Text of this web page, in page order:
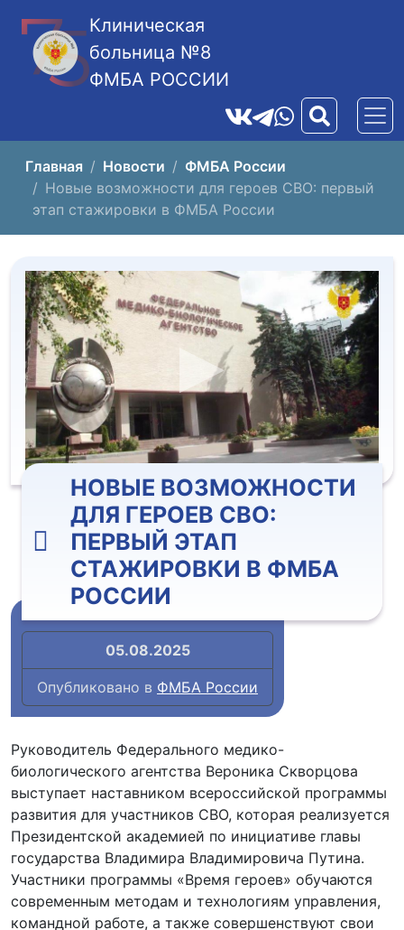
Клиническая
больница №8
ФМБА РОССИИ
Главная Новости
ФМБА России
Новые возможности для героев СВО: первый
этап стажировки в ФМБА России
НОВЫЕ ВОЗМОЖНОСТИ
ДЛЯ ГЕРОЕВ СВО:
ПЕРВЫЙ ЭТАП
СТАЖИРОВКИ В ФМБА
РОССИИ
05.08.2025
Опубликовано в ФМБА России
Руководитель Федерального медико-
биологического агентства Вероника Скворцова
выступает наставником всероссийской программы
развития для участников СВО, которая реализуется
Президентской академией по инициативе главы
государства Владимира Владимировича Путина.
Участники программы «Время героев» обучаются
современным методам и технологиям управления,
командной работе, а также совершенствуют свои